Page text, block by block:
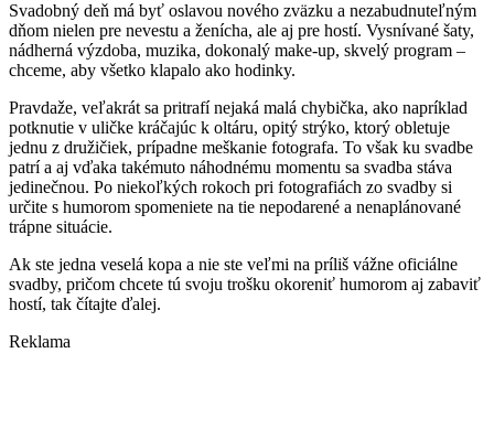
Svadobný deň má byť oslavou nového zväzku a nezabudnuteľným
dňom nielen pre nevestu a ženícha, ale aj pre hostí. Vysnívané šaty,
nádherná výzdoba, muzika, dokonalý make-up, skvelý program –
chceme, aby všetko klapalo ako hodinky.
Pravdaže, veľakrát sa pritrafí nejaká malá chybička, ako napríklad
potknutie v uličke kráčajúc k oltáru, opitý strýko, ktorý obletuje
jednu z družičiek, prípadne meškanie fotografa. To však ku svadbe
patrí a aj vďaka takémuto náhodnému momentu sa svadba stáva
jedinečnou. Po niekoľkých rokoch pri fotografiách zo svadby si
určite s humorom spomeniete na tie nepodarené a nenaplánované
trápne situácie.
Ak ste jedna veselá kopa a nie ste veľmi na príliš vážne oficiálne
svadby, pričom chcete tú svoju trošku okoreniť humorom aj zabaviť
hostí, tak čítajte ďalej.
Reklama